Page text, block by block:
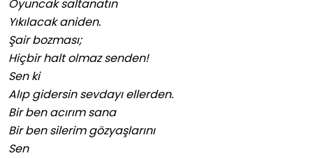
Oyuncak saltanatın
Yıkılacak aniden.
Şair bozması;
Hiçbir halt olmaz senden!
Sen ki
Alıp gidersin sevdayı ellerden.
Bir ben acırım sana
Bir ben silerim gözyaşlarını
Sen